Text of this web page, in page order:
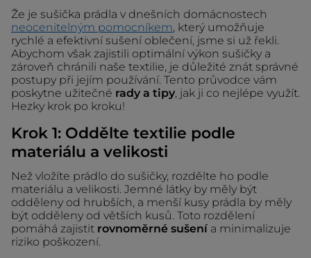
Že je sušička prádla v dnešních domácnostech
neocenitelným pomocníkem , který umožňuje
rychlé a efektivní sušení oblečení, jsme si už řekli.
Abychom však zajistili optimální výkon sušičky a
zároveň chránili naše textilie, je důležité znát správné
postupy při jejím používání. Tento průvodce vám
poskytne užitečné rady a tipy , jak ji co nejlépe využít.
Hezky krok po kroku!
Krok 1: Oddělte textilie podle
materiálu a velikosti
Než vložíte prádlo do sušičky, rozdělte ho podle
materiálu a velikosti. Jemné látky by měly být
odděleny od hrubších, a menší kusy prádla by měly
být odděleny od větších kusů. Toto rozdělení
pomáhá zajistit rovnoměrné sušení a minimalizuje
riziko poškození.